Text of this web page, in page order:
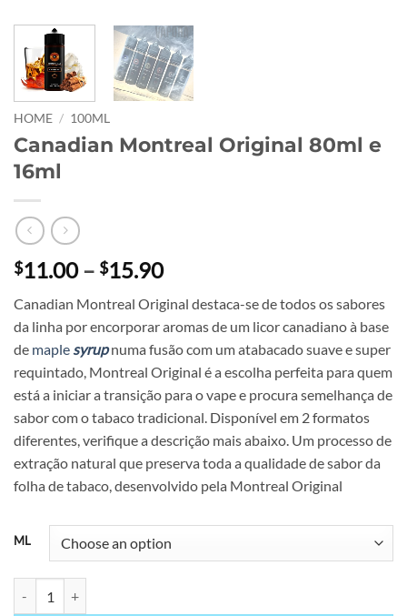
HOME / 100ML
Canadian Montreal Original 80ml e
16ml
$11.00 – $15.90Price
$11.00
through
$15.90
Canadian Montreal Original destaca-se de todos os sabores
da linha por encorporar aromas de um licor canadiano à base
de maplesyrupnuma fusão com um atabacado suave e super
requintado, Montreal Original é a escolha perfeita para quem
está a iniciar a transição para o vape e procura semelhança de
sabor com o tabaco tradicional. Disponível em 2 formatos
diferentes, verifique a descrição mais abaixo. Um processo de
extração natural que preserva toda a qualidade de sabor da
folha de tabaco, desenvolvido pela Montreal Original
ML